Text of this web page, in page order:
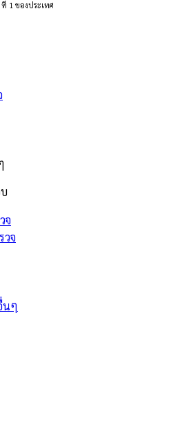
1 ของประเทศ
จ
วจ
นๆ